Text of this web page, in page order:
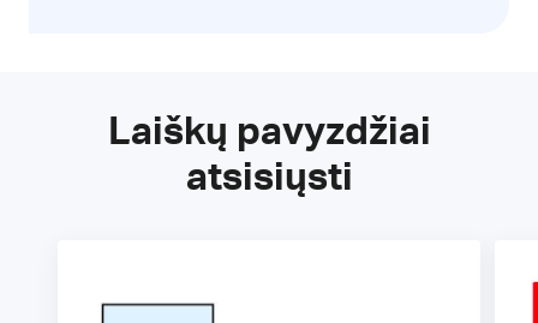
Laiškų pavyzdžiai
atsisiųsti